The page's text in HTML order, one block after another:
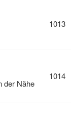
1013
der Nähe
1014